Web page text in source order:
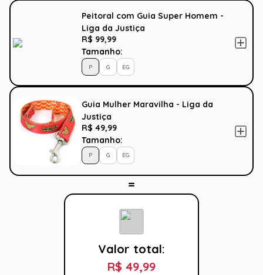
Peitoral com Guia Super Homem -
Liga da Justiça
R$ 99,99
Tamanho:
P G EG
Guia Mulher Maravilha - Liga da
Justiça
R$ 49,99
Tamanho:
P G EG
Valor total:
R$ 49,99